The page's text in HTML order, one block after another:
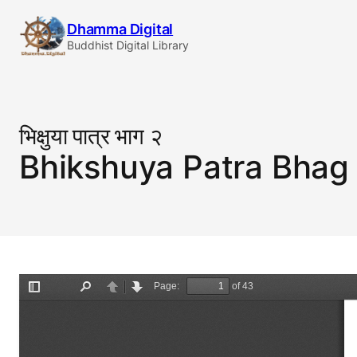
content
Dhamma Digital
Buddhist Digital Library
भिक्षुया पात्र भाग २
Bhikshuya Patra